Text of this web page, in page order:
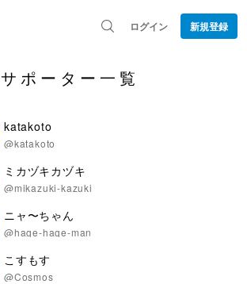
ログイン 新規登録
サポーター一覧
katakoto
@katakoto
ミカヅキカヅキ
@mikazuki-kazuki
ニャ〜ちゃん
@hage-hage-man
こすもす
@Cosmos